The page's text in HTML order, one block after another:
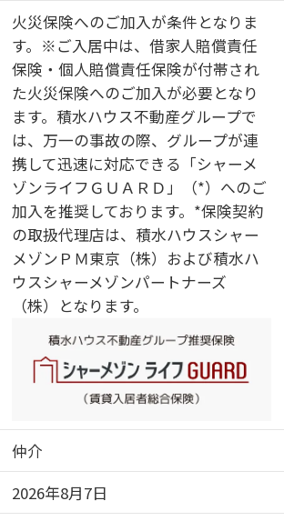
ス・トイレ（セパレイト）／下駄箱
／全居室エアコン付／エアコン（２
台設置）／バルコニー／断熱等性能
等級６／断熱等性能等級７
火災保険へのご加入が条件となりま
す。※ご入居中は、借家人賠償責任
保険・個人賠償責任保険が付帯され
た火災保険へのご加入が必要となり
ます。積水ハウス不動産グループで
は、万一の事故の際、グループが連
携して迅速に対応できる「シャーメ
ゾンライフＧＵＡＲＤ」（*）へのご
加入を推奨しております。*保険契約
の取扱代理店は、積水ハウスシャー
メゾンＰＭ東京（株）および積水ハ
ウスシャーメゾンパートナーズ
（株）となります。
仲介
2026年8月7日